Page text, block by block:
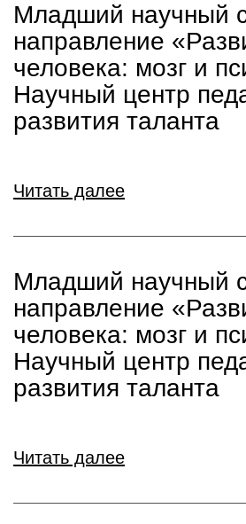
Младший научный
направление
человека: мозг и
Научный центр
развития таланта
Читать далее
Младший научный
направление
человека: мозг и
Научный центр
развития таланта
Читать далее